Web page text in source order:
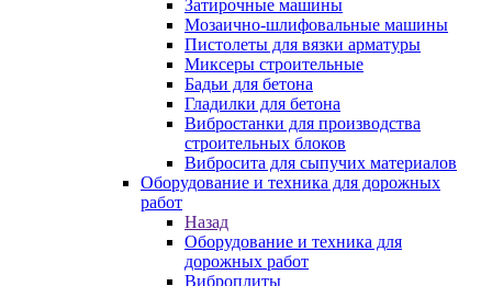
Затирочные машины
Мозаично-шлифовальные машины
Пистолеты для вязки арматуры
Миксеры строительные
Бадьи для бетона
Гладилки для бетона
Вибростанки для производства
строительных блоков
Вибросита для сыпучих материалов
Оборудование и техника для дорожных
работ
Назад
Оборудование и техника для
дорожных работ
Виброплиты